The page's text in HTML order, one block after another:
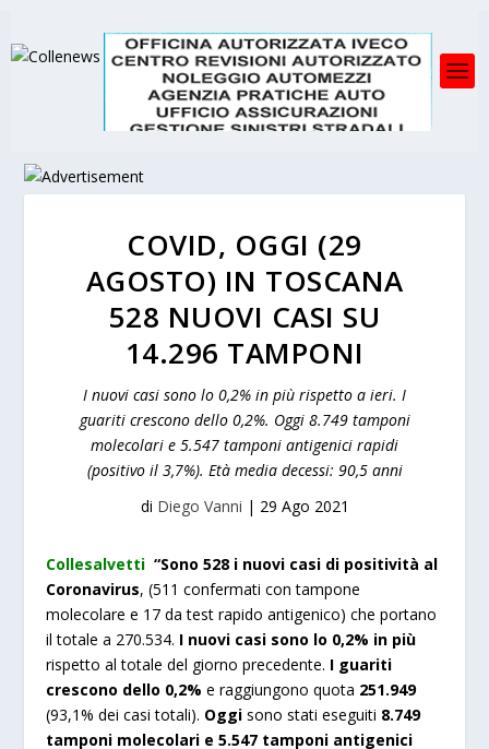
COVID, OGGI (29
AGOSTO) IN TOSCANA
528 NUOVI CASI SU
14.296 TAMPONI
I nuovi casi sono lo 0,2% in più rispetto a ieri. I
guariti crescono dello 0,2%. Oggi 8.749 tamponi
molecolari e 5.547 tamponi antigenici rapidi
(positivo il 3,7%). Età media decessi: 90,5 anni
di Diego Vanni | 29 Ago 2021
Collesalvetti“Sono 528 i nuovi casi di positività al
Coronavirus, (511 confermati con tampone
molecolare e 17 da test rapido antigenico) che portano
il totale a 270.534. I nuovi casi sono lo 0,2% in più
rispetto al totale del giorno precedente. I guariti
crescono dello 0,2% e raggiungono quota 251.949
(93,1% dei casi totali). Oggi sono stati eseguiti 8.749
tamponi molecolari e 5.547 tamponi antigenici